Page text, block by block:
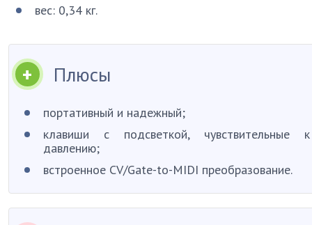
вес: 0,34 кг.
Плюсы
портативный и надежный;
клавиши с подсветкой, чувствительные к
давлению;
встроенное CV/Gate-to-MIDI преобразование.